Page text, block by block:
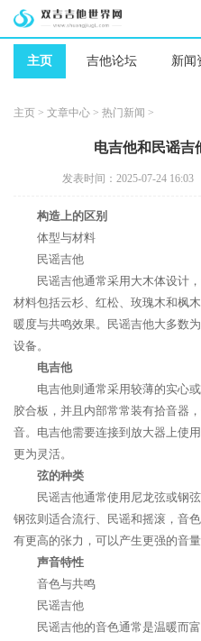
主页 吉他论坛 新闻
主页 > 文章中心 > 热门新闻 >
电吉他和民谣吉
发表时间：2025-07-24 16:03
构造上的区别
体型与材料
民谣吉他
民谣吉他通常采用大木体设计
材料包括云杉、红松、玫瑰木和枫
暖度与共鸣效果。民谣吉他大多数
设备。
电吉他
电吉他则通常采用较薄的实心
胶合板，并且内部常常装有拾音器
音。电吉他需要连接到放大器上使
更为灵活。
弦的种类
民谣吉他通常使用尼龙弦或钢
钢弦则适合流行、民谣和摇滚，音
有更高的张力，可以产生更强的音量
声音特性
音色与共鸣
民谣吉他
民谣吉他的音色通常是温暖而